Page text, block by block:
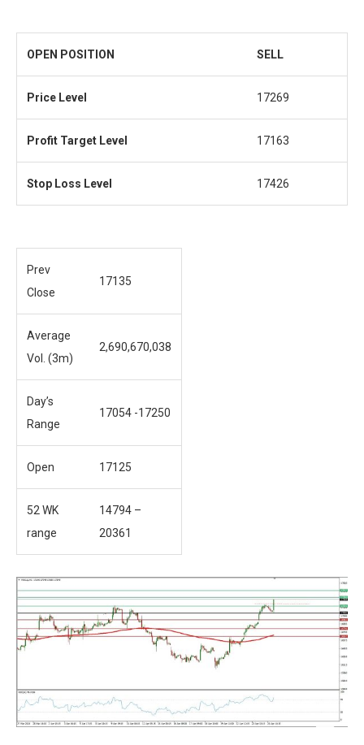
OPEN POSITION SELL
Price Level 17269
Profit Target Level 17163
Stop Loss Level 17426
Prev
Close
17135
Average
Vol. (3m)
2,690,670,038
Day’s
Range
17054 -17250
Open 17125
52 WK
range
14794 –
20361